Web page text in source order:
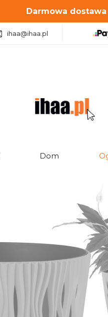
Darmowa dostawa
ihaa@ihaa.pl
Dom